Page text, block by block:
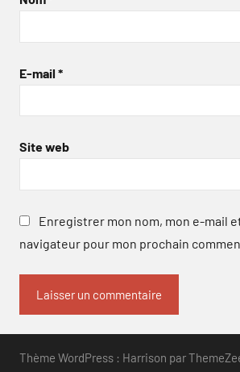
E-mail *
Site web
Enregistrer mon nom, mon e-mail
navigateur pour mon prochain
Thème WordPress : Harrison par